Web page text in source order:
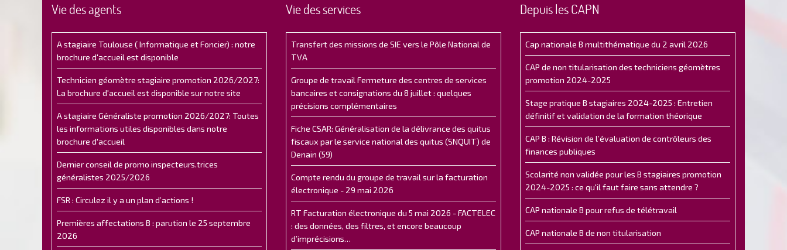
Vie des agents
A stagiaire Toulouse ( Informatique et Foncier) : notre
brochure d'accueil est disponible
Technicien géomètre stagiaire promotion 2026/2027:
La brochure d'accueil est disponible sur notre site
A stagiaire Généraliste promotion 2026/2027: Toutes
les informations utiles disponibles dans notre
brochure d'accueil
Dernier conseil de promo inspecteurs.trices
généralistes 2025/2026
FSR : Circulez il y a un plan d’actions !
Premières affectations B : parution le 25 septembre
2026
Vie des services
Transfert des missions de SIE vers le Pôle National de
TVA
Groupe de travail Fermeture des centres de services
bancaires et consignations du 8 juillet : quelques
précisions complémentaires
Fiche CSAR: Généralisation de la délivrance des quitus
fiscaux par le service national des quitus (SNQUIT) de
Denain (59)
Compte rendu du groupe de travail sur la facturation
électronique - 29 mai 2026
RT Facturation électronique du 5 mai 2026 - FACTELEC
: des données, des filtres, et encore beaucoup
d’imprécisions…
Depuis les CAPN
Cap nationale B multithématique du 2 avril 2026
CAP de non titularisation des techniciens géomètres
promotion 2024-2025
Stage pratique B stagiaires 2024-2025 : Entretien
définitif et validation de la formation théorique
CAP B : Révision de l’évaluation de contrôleurs des
finances publiques
Scolarité non validée pour les B stagiaires promotion
2024-2025 : ce qu'il faut faire sans attendre ?
CAP nationale B pour refus de télétravail
CAP nationale B de non titularisation